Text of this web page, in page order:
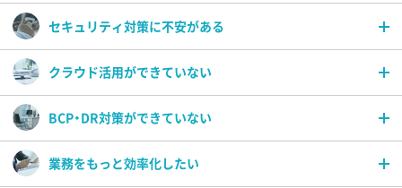
セキュリティ対策に不安がある
標的型攻撃に備えたい
情報漏えいを未然に防ぎたい
脆弱性対策を行いたい
クラウド活用ができていない
社内システムをクラウドに移行したい
グループウェアをクラウドで利用したい
クラウドサービスをセキュアに利用したい
BCP・DR対策ができていない
トラブルや災害による被害を最小限に抑えたい
業務をもっと効率化したい